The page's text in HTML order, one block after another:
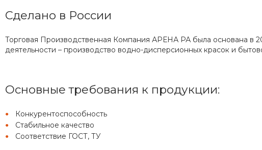
Сделано в России
Торговая Производственная Компания АРЕНА РА была основана в
деятельности – производство водно-дисперсионных красок и
Основные требования к продукции:
Конкурентоспособность
Стабильное качество
Соответствие ГОСТ, ТУ